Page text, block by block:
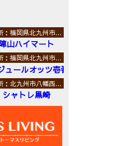
ットオー）
：福岡県北九州市…
山ハイマート
：福岡県北九州市…
ュールオッツ壱番館
：北九州市八幡西…
シャトレ黒崎